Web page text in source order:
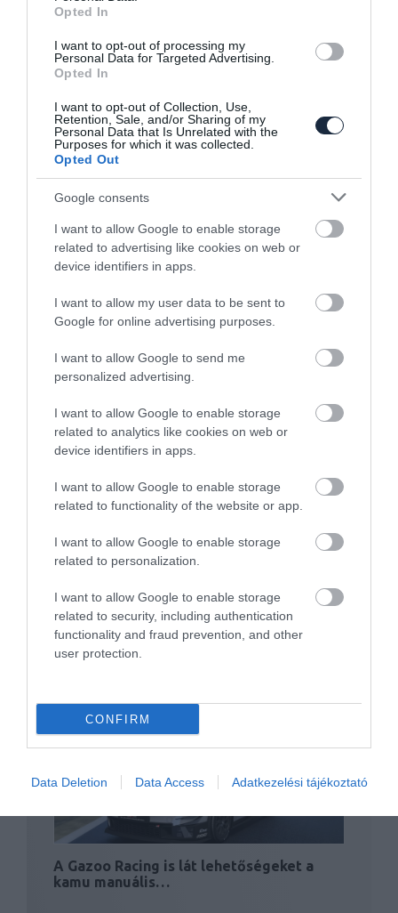
Opted In
I want to opt-out of processing my
Personal Data for Targeted Advertising.
Opted In
I want to opt-out of Collection, Use,
Retention, Sale, and/or Sharing of my
Personal Data that Is Unrelated with the
Purposes for which it was collected.
Opted Out
Google consents
I want to allow Google to enable storage
related to advertising like cookies on web or
device identifiers in apps.
I want to allow my user data to be sent to
Google for online advertising purposes.
I want to allow Google to send me
personalized advertising.
I want to allow Google to enable storage
related to analytics like cookies on web or
device identifiers in apps.
I want to allow Google to enable storage
related to functionality of the website or app.
I want to allow Google to enable storage
related to personalization.
I want to allow Google to enable storage
related to security, including authentication
functionality and fraud prevention, and other
user protection.
CONFIRM
Data Deletion Data Access Adatkezelési tájékoztató
Akio Toyoda továbbra sem hisz a teljes
villanyosításban
300 millió autónál tart a Toyota
Összkerekes hibrid meghajtást kaphat a
Corolla is
A Gazoo Racing is lát lehetőségeket a
kamu manuális…